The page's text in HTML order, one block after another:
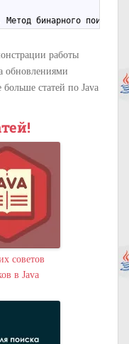
Метод бинарного поиска
работы
обновлениями
статей по Java
советов
в Java